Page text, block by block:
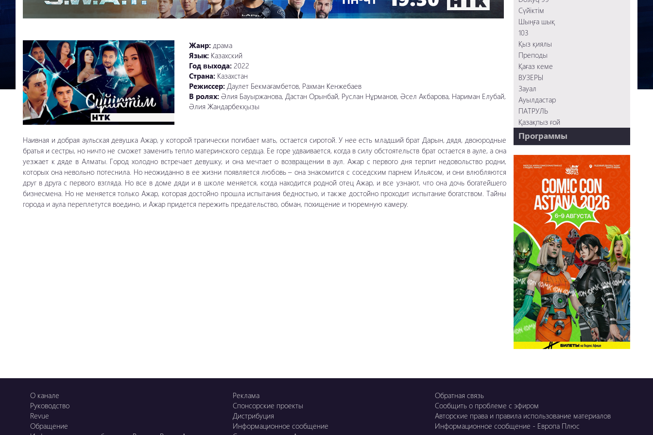
Жанр: драма
Язык: Казахский
Год выхода: 2022
Страна: Казахстан
Режиссер: Даулет Бекмағамбетов, Рахман Кенжебаев
В ролях: Әлия Бауыржанова, Дастан Орынбай, Руслан Нұрманов, Әсел Акбарова, Нариман Елубай,
Әлия Жандарбекқызы
Наивная и добрая аульская девушка Ажар, у которой трагически погибает мать, остается сиротой. У нее есть младший брат Дарын, дядя, двоюродные
братья и сестры, но ничто не сможет заменить тепло материнского сердца. Ее горе удваивается, когда в силу обстоятельств брат остается в ауле, а она
уезжает к дяде в Алматы. Город холодно встречает девушку, и она мечтает о возвращении в аул. Ажар с первого дня терпит недовольство родни,
которых она невольно потеснила. Но неожиданно в ее жизни появляется любовь – она знакомится с соседским парнем Ильясом, и они влюбляются
друг в друга с первого взгляда. Но все в доме дяди и в школе меняется, когда находится родной отец Ажар, и все узнают, что она дочь богатейшего
бизнесмена. Но не меняется только Ажар, которая достойно прошла испытания бедностью, и также достойно проходит испытание богатством. Тайны
города и аула переплетутся воедино, и Ажар придется пережить предательство, обман, похищение и тюремную камеру.
Сүйіктім
Шыңға шық
103
Қыз қиялы
Преподы
Қағаз кеме
ВУЗЕРЫ
Зауал
Ауылдастар
ПАТРУЛЬ
Қазақпыз ғой
Программы
REVUE WEEKLY
OZMZ ғой
Пәтерник
Қызық LIVE
Dostyq 99
Ұ-Night show
Сезім Бағы
О канале
Руководство
Revue
Обращение
Реклама
Спонсорские проекты
Обратная связь
Сообщить о проблеме с эфиром
Дистрибуция
Авторские права и правила использование материалов
Информационное сообщение
Информационное сообщение - Европа Плюс